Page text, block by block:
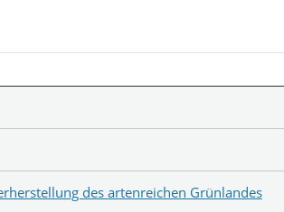
des artenreichen Grünlandes